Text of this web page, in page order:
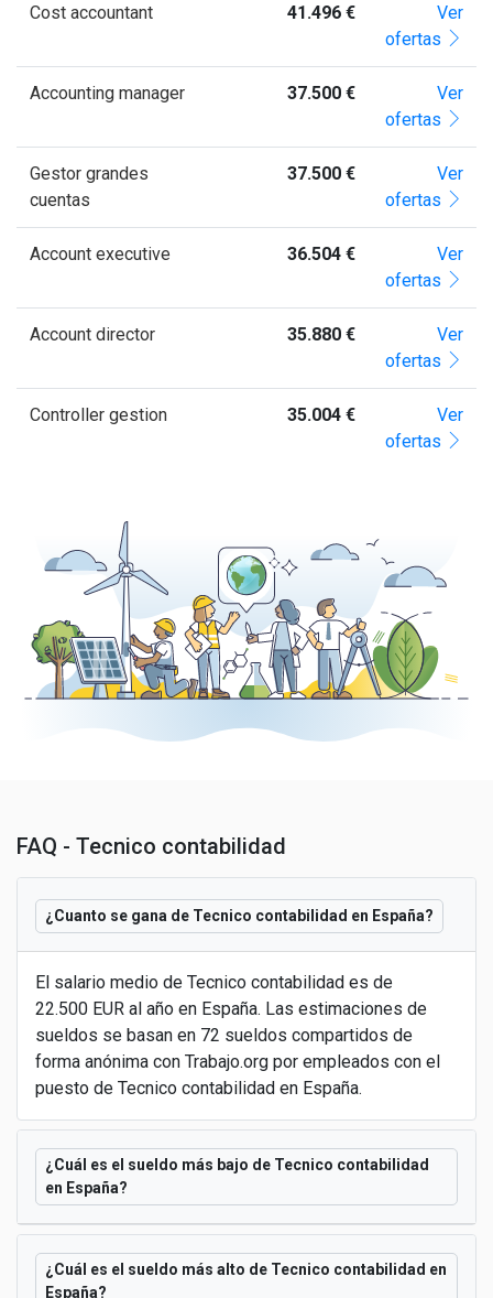
Cost accountant 41.496 €
Ver
ofertas
Accounting manager 37.500 €
Ver
ofertas
Gestor grandes
cuentas
37.500 €
Ver
ofertas
Account executive 36.504 €
Ver
ofertas
Account director 35.880 €
Ver
ofertas
Controller gestion 35.004 €
Ver
ofertas
FAQ - Tecnico contabilidad
¿Cuanto se gana de Tecnico contabilidad en España?
El salario medio de Tecnico contabilidad es de
22.500 EUR al año en España. Las estimaciones de
sueldos se basan en 72 sueldos compartidos de
forma anónima con Trabajo.org por empleados con el
puesto de Tecnico contabilidad en España.
¿Cuál es el sueldo más bajo de Tecnico contabilidad
en España?
¿Cuál es el sueldo más alto de Tecnico contabilidad en
España?